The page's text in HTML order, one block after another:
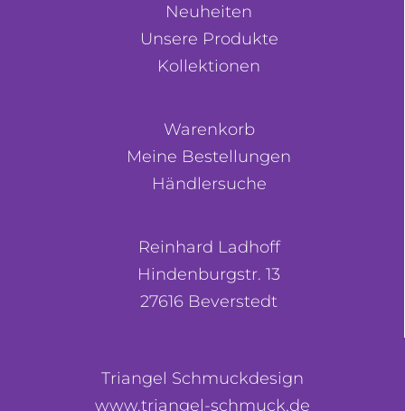
Neuheiten
Unsere Produkte
Kollektionen
Warenkorb
Meine Bestellungen
Händlersuche
Reinhard Ladhoff
Hindenburgstr. 13
27616 Beverstedt
Triangel Schmuckdesign
www.triangel-schmuck.de